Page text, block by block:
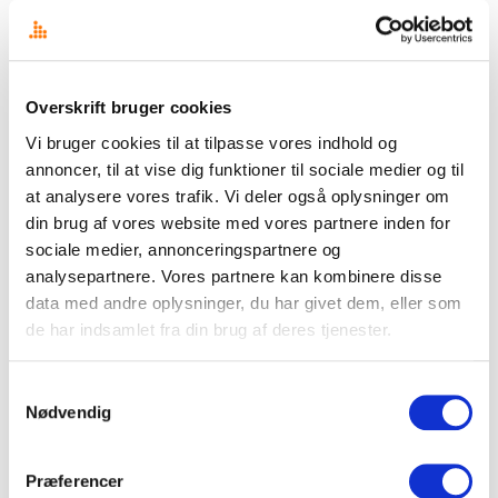
Overskrift bruger cookies
Vi bruger cookies til at tilpasse vores indhold og
annoncer, til at vise dig funktioner til sociale medier og til
at analysere vores trafik. Vi deler også oplysninger om
din brug af vores website med vores partnere inden for
sociale medier, annonceringspartnere og
analysepartnere. Vores partnere kan kombinere disse
data med andre oplysninger, du har givet dem, eller som
de har indsamlet fra din brug af deres tjenester.
Nødvendig
Præferencer
TRENDS
Lokal medieovervågning: Essentielt for globale
virksomheder
Det kan have stor værdi for selv store internationale virksomheder, at
supplere med lokale mediemonitoreringstjenester, uanset at man har
købt sig ind i et større globalt medieværktøj. Det…
31. maj 2024·Jens Ulrik Lange